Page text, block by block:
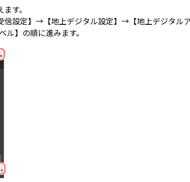
す。
信設定】→【地上デジタル設定】→【地上デジタル
】の順に進みます。